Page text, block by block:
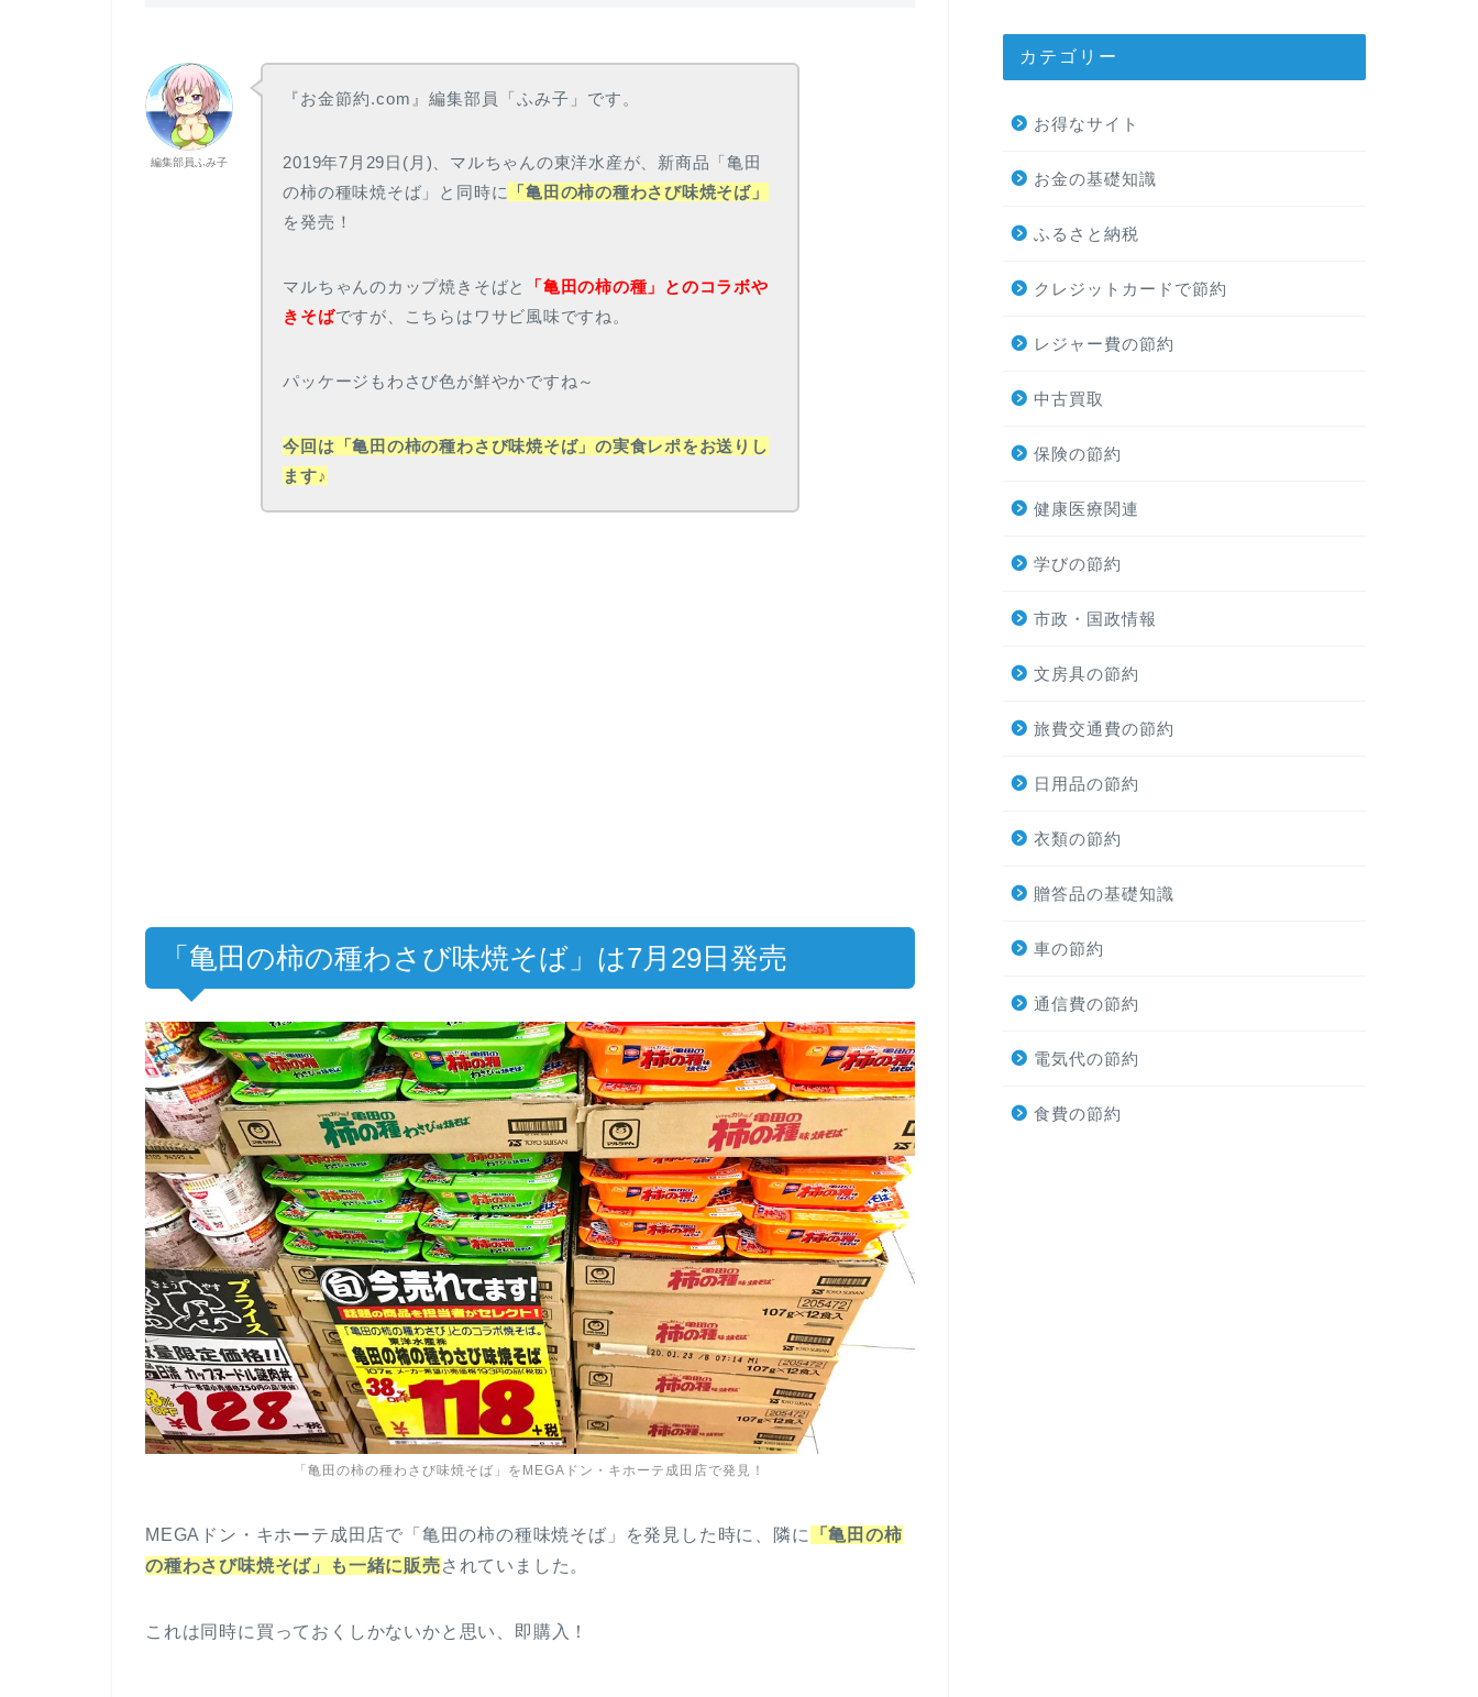
編集部員ふみ子
『お金節約.com』編集部員「ふみ子」です。
2019年7月29日(月)、マルちゃんの東洋水産が、新商品「亀田
の柿の種味焼そば」と同時に
「亀田の柿の種わさび味焼そば」
を発売！
マルちゃんのカップ焼きそばと
「亀田の柿の種」とのコラボや
きそばですが、こちらはワサビ風味ですね。
パッケージもわさび色が鮮やかですね～
今回は「亀田の柿の種わさび味焼そば」の実食レポをお送りし
ます♪
「亀田の柿の種わさび味焼そば」は7月29日発売
「亀田の柿の種わさび味焼そば」をMEGAドン・キホーテ成田店で発見！
MEGAドン・キホーテ成田店で「亀田の柿の種味焼そば」を発見した時に、隣に
「亀田の柿
の種わさび味焼そば」も一緒に販売されていました。
これは同時に買っておくしかないかと思い、即購入！
カテゴリー
お得なサイト
お金の基礎知識
ふるさと納税
クレジットカードで節約
レジャー費の節約
中古買取
保険の節約
健康医療関連
学びの節約
市政・国政情報
文房具の節約
旅費交通費の節約
日用品の節約
衣類の節約
贈答品の基礎知識
車の節約
通信費の節約
電気代の節約
食費の節約